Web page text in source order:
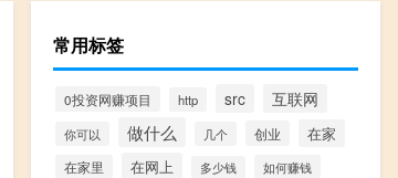
常用标签
0投资网赚项目 http src 互联网
你可以 做什么 几个 创业 在家
在家里 在网上 多少钱 如何赚钱